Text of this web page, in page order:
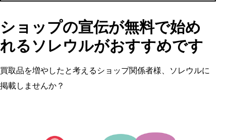
ショップの宣伝が無料で始め
れるソレウルがおすすめです
買取品を増やしたと考えるショップ関係者様、ソレウルに
掲載しませんか？